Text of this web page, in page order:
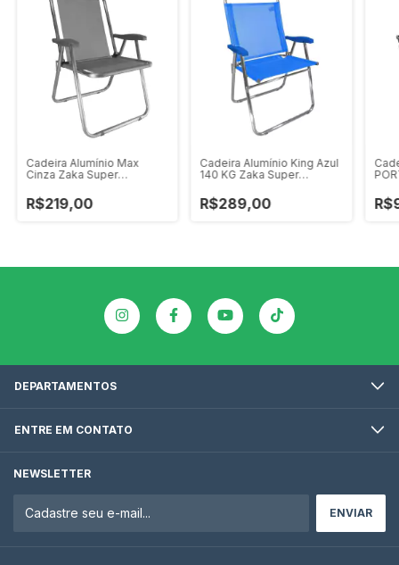
Cadeira Alumínio Max
Cinza Zaka Super
R$219,00
Cadeira Alumínio King Azul
140 KG Zaka Super
R$289,00
DEPARTAMENTOS
ENTRE EM CONTATO
NEWSLETTER